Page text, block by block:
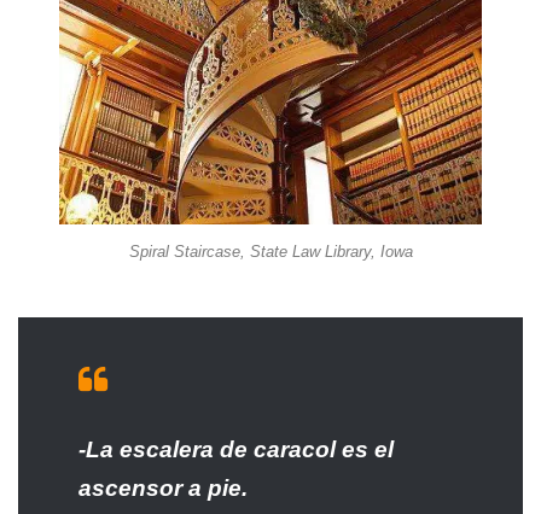
Spiral Staircase, State Law Library, Iowa
-La escalera de caracol es el
ascensor a pie.